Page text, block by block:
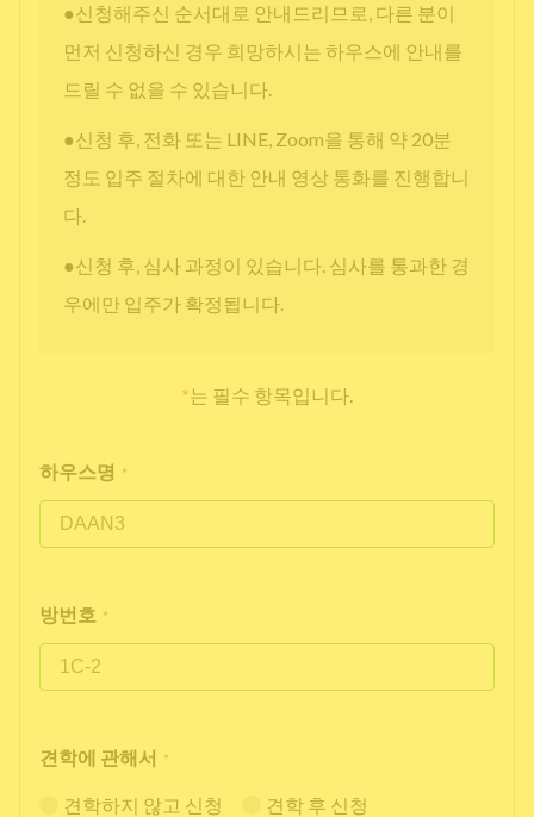
●신청해주신 순서대로 안내드리므로, 다른 분이
먼저 신청하신 경우 희망하시는 하우스에 안내를
드릴 수 없을 수 있습니다.
●신청 후, 전화 또는 LINE, Zoom을 통해 약 20분
정도 입주 절차에 대한 안내 영상 통화를 진행합니
다.
●신청 후, 심사 과정이 있습니다. 심사를 통과한 경
우에만 입주가 확정됩니다.
*는 필수 항목입니다.
하우스명 *
방번호 *
견학에 관해서 *
견학하지 않고 신청 견학 후 신청